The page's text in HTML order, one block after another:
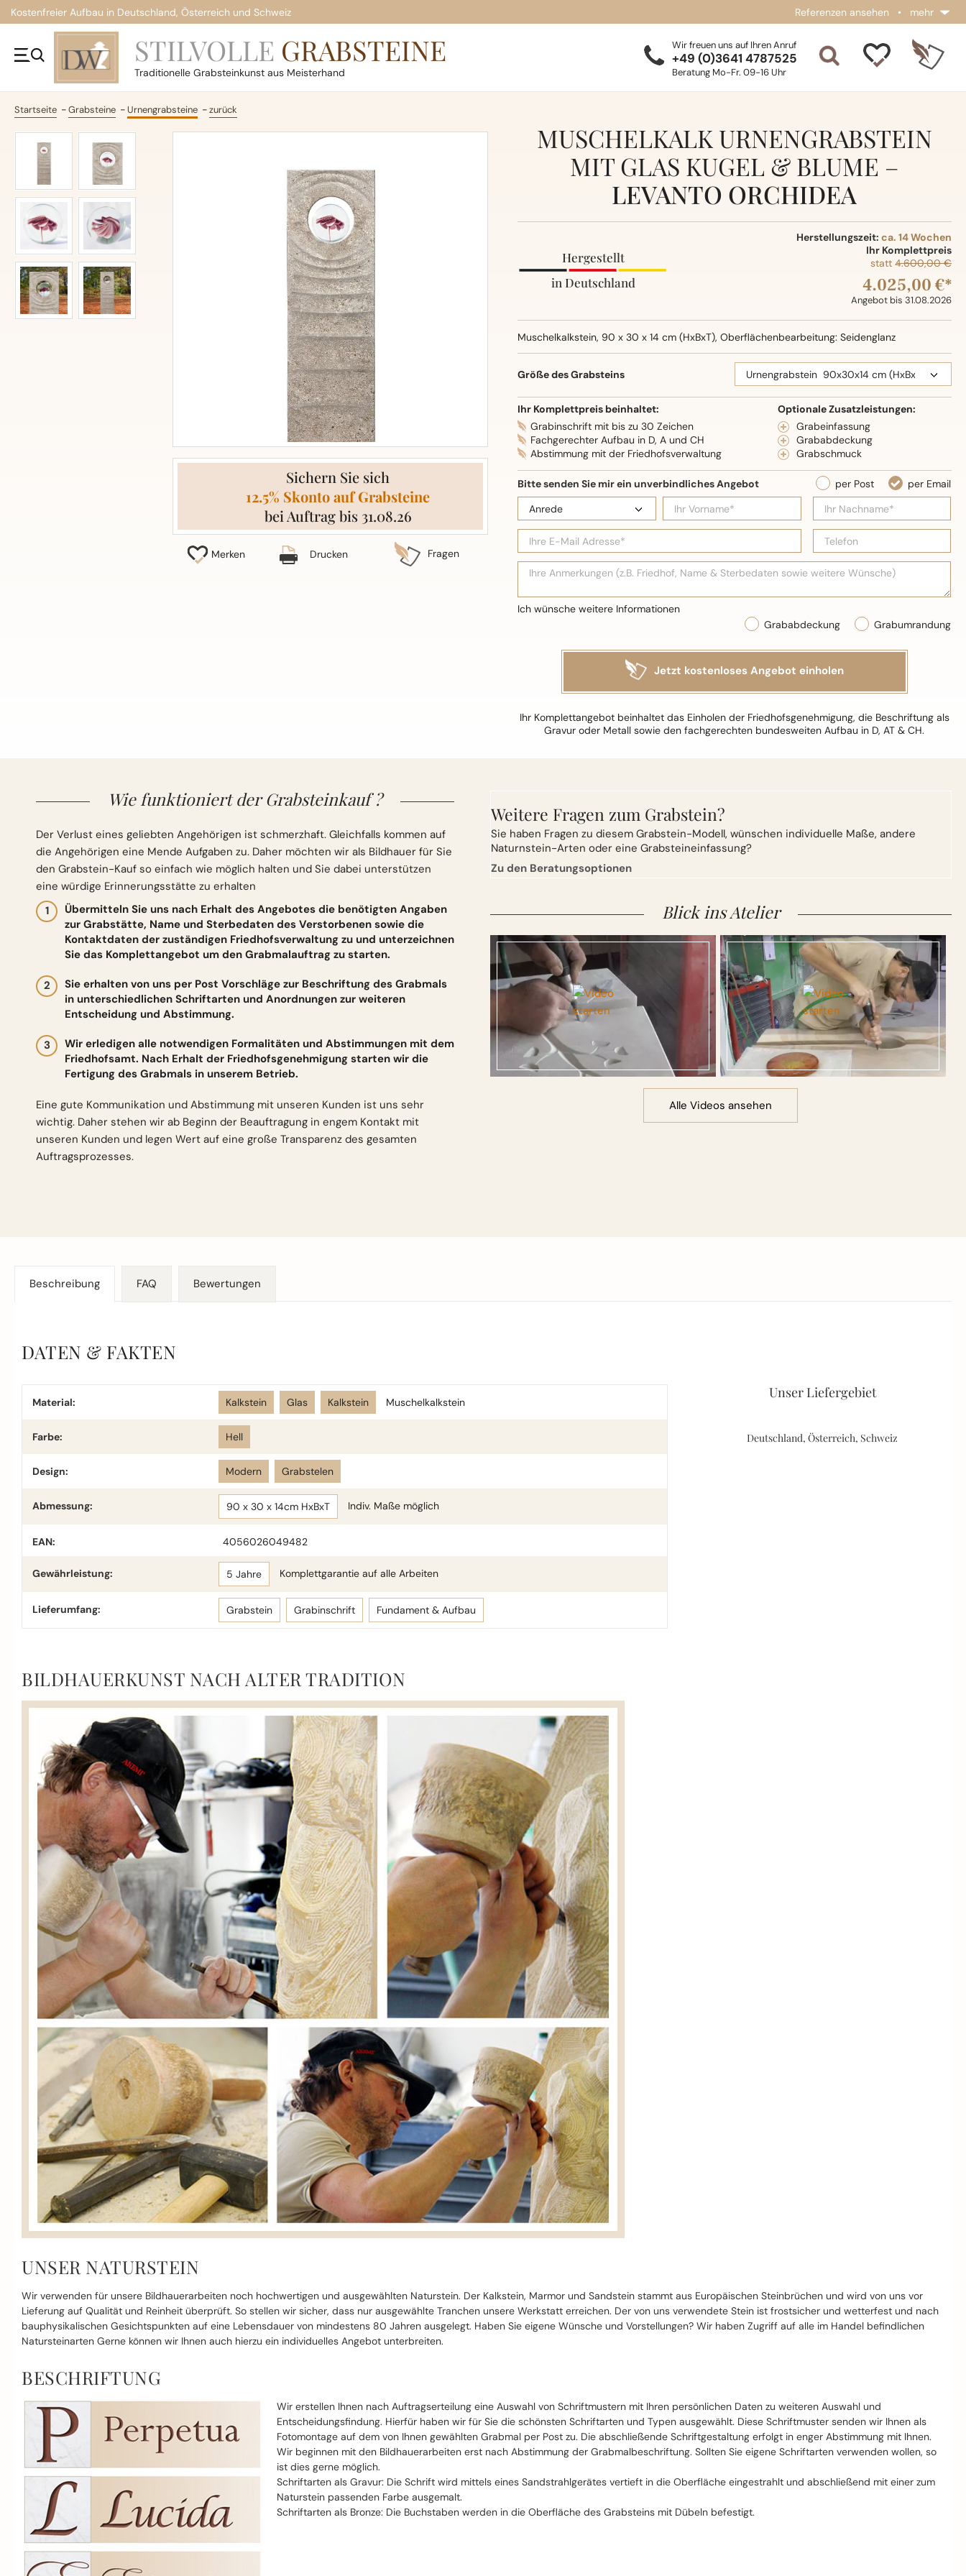
Kostenfreier Aufbau in Deutschland, Österreich und Schweiz Referenzen ansehen • mehr
STILVOLLE GRABSTEINE
Traditionelle Grabsteinkunst aus Meisterhand
Wir freuen uns auf Ihren Anruf
+49 (0)3641 4787525
Beratung Mo-Fr. 09-16 Uhr
Startseite Grabsteine Urnengrabsteine zurück
Sichern Sie sich
12.5% Skonto auf Grabsteine
bei Auftrag bis 31.08.26
Merken Drucken Fragen
MUSCHELKALK URNENGRABSTEIN
MIT GLAS KUGEL & BLUME –
LEVANTO ORCHIDEA
Hergestellt
in Deutschland
Herstellungszeit: ca. 14 Wochen
Ihr Komplettpreis
statt 4.600,00 €
4.025,00 €*
Angebot bis 31.08.2026
Muschelkalkstein, 90 x 30 x 14 cm (HxBxT), Oberflächenbearbeitung: Seidenglanz
Größe des Grabsteins
Ihr Komplettpreis beinhaltet:
Grabinschrift mit bis zu 30 Zeichen
Fachgerechter Aufbau in D, A und CH
Abstimmung mit der Friedhofsverwaltung
Optionale Zusatzleistungen:
Grabeinfassung
Grababdeckung
Grabschmuck
Grabumrandung
Grababdeckung
Ihr Komplettangebot beinhaltet das Einholen der Friedhofsgenehmigung, die Beschriftung als
Gravur oder Metall sowie den fachgerechten bundesweiten Aufbau in D, AT & CH.
Wie funktioniert der Grabsteinkauf ?
Der Verlust eines geliebten Angehörigen ist schmerzhaft. Gleichfalls kommen auf
die Angehörigen eine Mende Aufgaben zu. Daher möchten wir als Bildhauer für Sie
den Grabstein-Kauf so einfach wie möglich halten und Sie dabei unterstützen
eine würdige Erinnerungsstätte zu erhalten
Übermitteln Sie uns nach Erhalt des Angebotes die benötigten Angaben
zur Grabstätte, Name und Sterbedaten des Verstorbenen sowie die
Kontaktdaten der zuständigen Friedhofsverwaltung zu und unterzeichnen
Sie das Komplettangebot um den Grabmalauftrag zu starten.
Sie erhalten von uns per Post Vorschläge zur Beschriftung des Grabmals
in unterschiedlichen Schriftarten und Anordnungen zur weiteren
Entscheidung und Abstimmung.
Wir erledigen alle notwendigen Formalitäten und Abstimmungen mit dem
Friedhofsamt. Nach Erhalt der Friedhofsgenehmigung starten wir die
Fertigung des Grabmals in unserem Betrieb.
Eine gute Kommunikation und Abstimmung mit unseren Kunden ist uns sehr
wichtig. Daher stehen wir ab Beginn der Beauftragung in engem Kontakt mit
unseren Kunden und legen Wert auf eine große Transparenz des gesamten
Auftragsprozesses.
Weitere Fragen zum Grabstein?
Sie haben Fragen zu diesem Grabstein-Modell, wünschen individuelle Maße, andere
Naturnstein-Arten oder eine Grabsteineinfassung?
Zu den Beratungsoptionen
Blick ins Atelier
Alle Videos ansehen
Beschreibung
DATEN & FAKTEN
Material: Kalkstein Glas Kalkstein Muschelkalkstein
Farbe: Hell
Design: Modern Grabstelen
Abmessung: 90 x 30 x 14cm HxBxT Indiv. Maße möglich
EAN: 4056026049482
Gewährleistung: 5 Jahre Komplettgarantie auf alle Arbeiten
Lieferumfang: Grabstein Grabinschrift Fundament & Aufbau
Unser Liefergebiet
Deutschland, Österreich, Schweiz
BILDHAUERKUNST NACH ALTER TRADITION
UNSER NATURSTEIN
Wir verwenden für unsere Bildhauerarbeiten noch hochwertigen und ausgewählten Naturstein. Der Kalkstein, Marmor und Sandstein stammt aus Europäischen Steinbrüchen und wird von uns vor
Lieferung auf Qualität und Reinheit überprüft. So stellen wir sicher, dass nur ausgewählte Tranchen unsere Werkstatt erreichen. Der von uns verwendete Stein ist frostsicher und wetterfest und nach
bauphysikalischen Gesichtspunkten auf eine Lebensdauer von mindestens 80 Jahren ausgelegt. Haben Sie eigene Wünsche und Vorstellungen? Wir haben Zugriff auf alle im Handel befindlichen
Natursteinarten Gerne können wir Ihnen auch hierzu ein individuelles Angebot unterbreiten.
BESCHRIFTUNG
Wir erstellen Ihnen nach Auftragserteilung eine Auswahl von Schriftmustern mit Ihren persönlichen Daten zu weiteren Auswahl und
Entscheidungsfindung. Hierfür haben wir für Sie die schönsten Schriftarten und Typen ausgewählt. Diese Schriftmuster senden wir Ihnen als
Fotomontage auf dem von Ihnen gewählten Grabmal per Post zu. Die abschließende Schriftgestaltung erfolgt in enger Abstimmung mit Ihnen.
Wir beginnen mit den Bildhauerarbeiten erst nach Abstimmung der Grabmalbeschriftung. Sollten Sie eigene Schriftarten verwenden wollen, so
ist dies gerne möglich.
Schriftarten als Gravur: Die Schrift wird mittels eines Sandstrahlgerätes vertieft in die Oberfläche eingestrahlt und abschließend mit einer zum
Naturstein passenden Farbe ausgemalt.
Schriftarten als Bronze: Die Buchstaben werden in die Oberfläche des Grabsteins mit Dübeln befestigt.
FAQ Bewertungen